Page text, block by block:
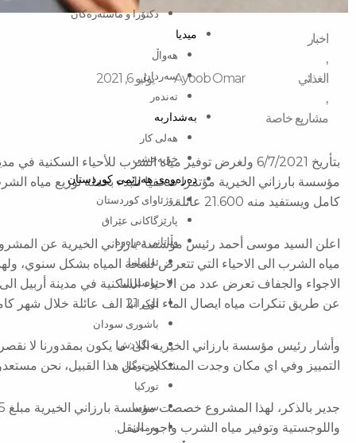
دکتۆرا و ماستەرەکان
میدیا
‌‌هەواڵ
سه‌ردان
تەندەر
بەشداربە
هەلی کار
خۆبەخشی
دەرەوەی هەرێمی کوردستان
رۆژئاوای کوردستان
پارێزگاکانی عێراق
وڵاتانی دەرەوە
ئەلمانیا
ئوسترالیا
ئۆکرانیا
باشوری سودان
بەنگلادش
پورتوگال
تورکیا
سیربیا
یەمەن
اخبار
,
الغذائي
,
مشاريع خاصة
Ayoob Omar يوليو 6, 2021
بتأريخ 6/7/2021 ولغرض توفير مياه الشرب للأحياء
مؤسسة بارزاني الخيرية مؤتمرا صحفيا للبدء بحملة توزيع مياه
كامل ويستفيد منه 21.600 عائلة.
اعلن السيد موسى أحمد رئيس مؤسسة بارزاني الخيرية عن
مياه الشرب الى الاحياء التي تتعرض لشحة المياه بشكل سنوي،
الاجواء والجفاف تعرض عدد من الاحياء السكنية في مدينة أربيل
عن طريق تنكرات مياه ايصال الماء الى 21 الف عائلة خلال شهر كامل.
وأشار رئيس مؤسسة بارزاني الخيرية الى: ما يكون بمقدورنا لا
التمييز وفي اي مكان وجدت المشكلات من هذا القبيل، نحن
واللوجستية وتوفير مياه الشرب واجور النقل.